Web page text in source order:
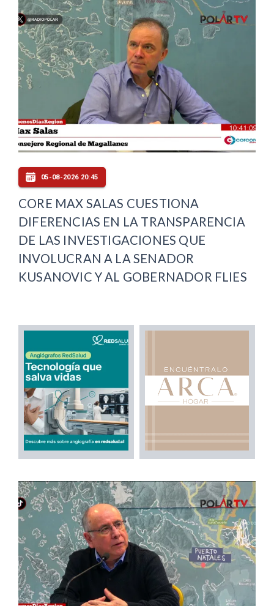
05-08-2026 20:45
CORE MAX SALAS CUESTIONA
DIFERENCIAS EN LA TRANSPARENCIA
DE LAS INVESTIGACIONES QUE
INVOLUCRAN A LA SENADOR
KUSANOVIC Y AL GOBERNADOR FLIES